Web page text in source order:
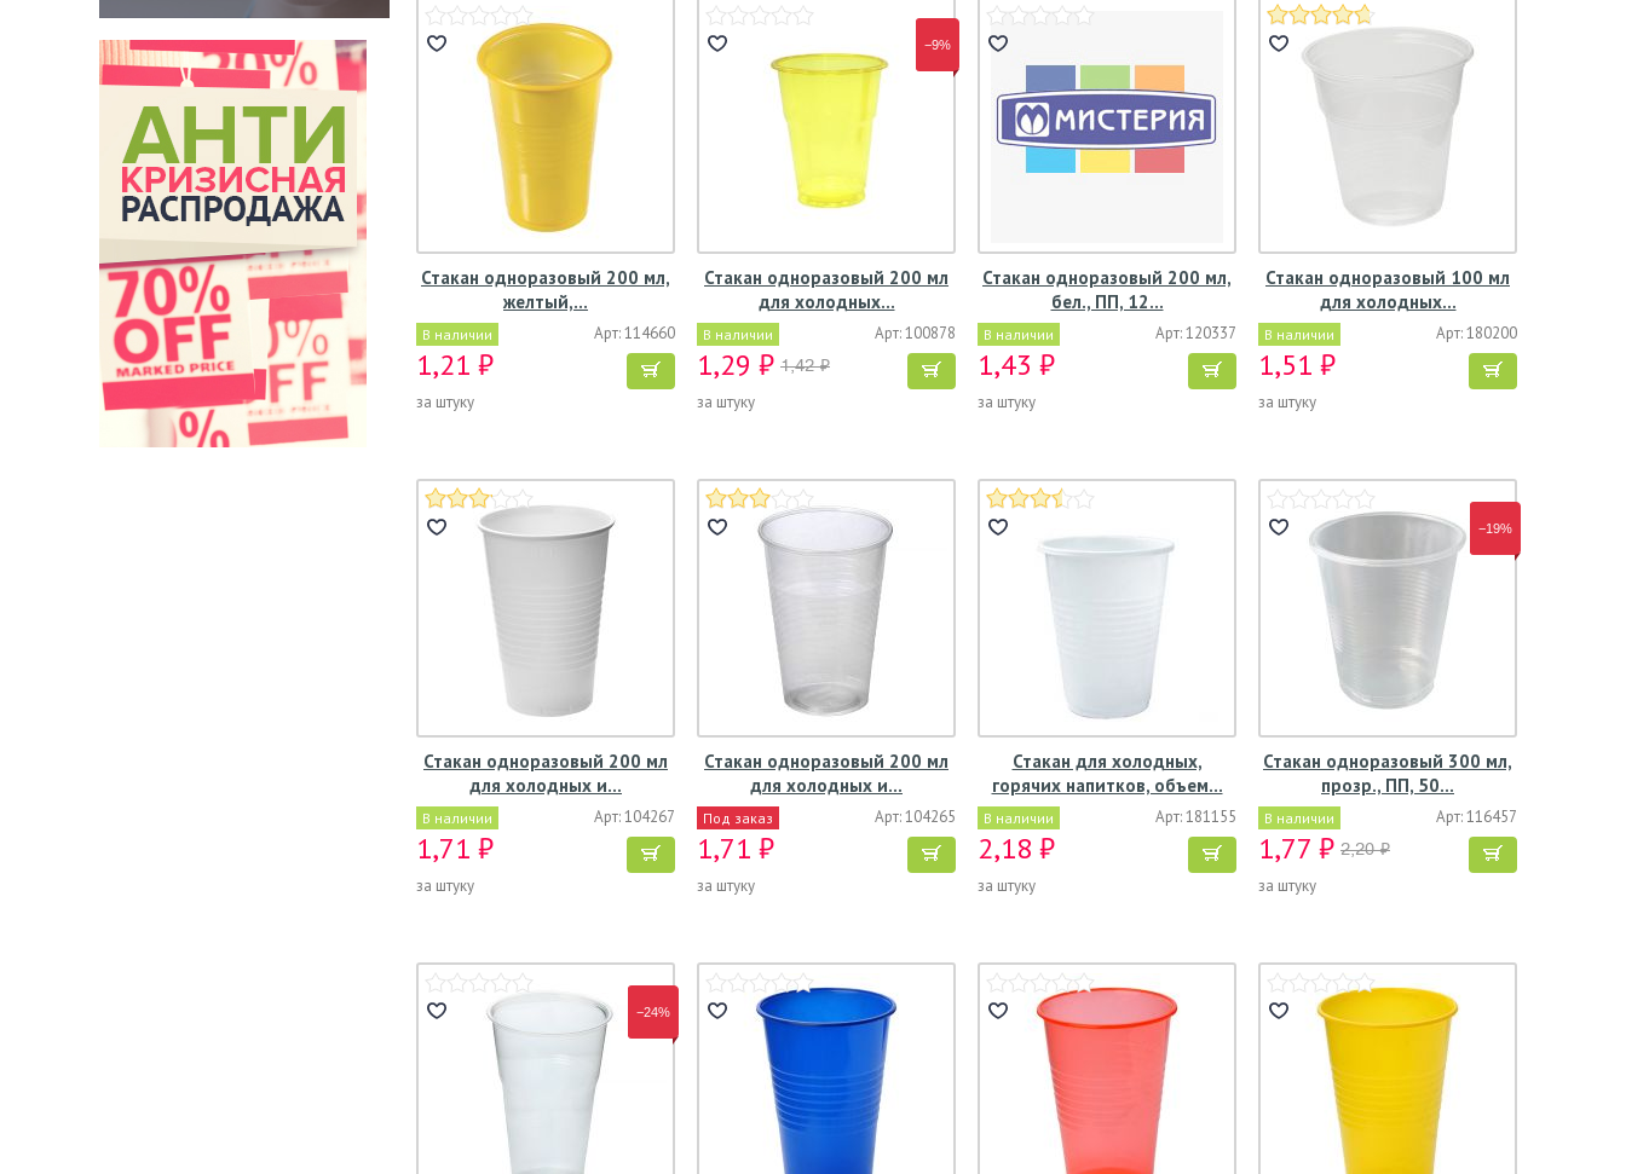
Стакан одноразовый 200 мл,
желтый,…
В наличии Арт: 114660
1,21 ₽
за штуку
−9%
Стакан одноразовый 200 мл
для холодных…
В наличии Арт: 100878
1,29 ₽ 1,42 ₽
за штуку
Стакан одноразовый 200 мл,
бел., ПП, 12…
В наличии Арт: 120337
1,43 ₽
за штуку
Стакан одноразовый 100 мл
для холодных…
В наличии Арт: 180200
1,51 ₽
за штуку
Стакан одноразовый 200 мл
для холодных и…
В наличии Арт: 104267
1,71 ₽
за штуку
Стакан одноразовый 200 мл
для холодных и…
Под заказ Арт: 104265
1,71 ₽
за штуку
Стакан для холодных,
горячих напитков, объем…
В наличии Арт: 181155
2,18 ₽
за штуку
−19%
Стакан одноразовый 300 мл,
прозр., ПП, 50…
В наличии Арт: 116457
1,77 ₽ 2,20 ₽
за штуку
−24%